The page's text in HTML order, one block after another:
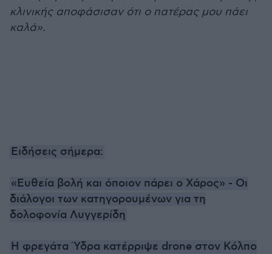
κλινικής αποφάσισαν ότι ο πατέρας μου πάει
καλά».
Ειδήσεις σήμερα:
«Ευθεία βολή και όποιον πάρει ο Χάρος» - Οι
διάλογοι των κατηγορουμένων για τη
δολοφονία Λυγγερίδη
Η φρεγάτα Ύδρα κατέρριψε drone στον Κόλπο